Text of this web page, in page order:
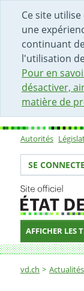
Ce site
une
continuant
l'utilisation
Pour en
désactiver,
matière de
DÉBUT DU
ACCÈS AU
PAGE
FORMULAIRE
Sous-
Autorités
Votre
SE
AFFICHER LES
Fil
vd.ch Actualités
Une